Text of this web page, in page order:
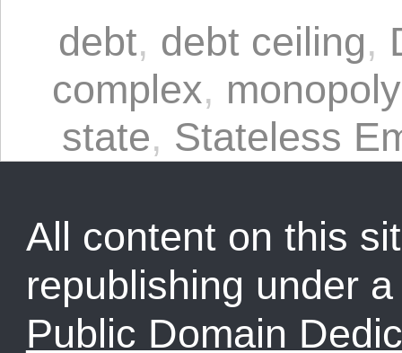
debt, debt ceiling,
complex, monopoly
state, Stateless
All content on this
republishing under
Public Domain